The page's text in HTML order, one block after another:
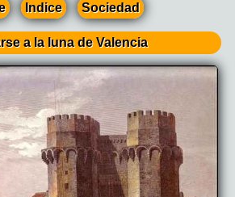
Indice Sociedad
a la luna de Valencia